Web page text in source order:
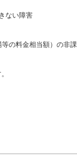
ない障害
の料金相当額）の非